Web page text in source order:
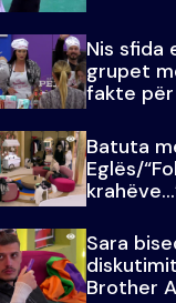
Nis sfida
grupet
fakte
Batuta
Eglës/
VIP 3
Sara
Brother